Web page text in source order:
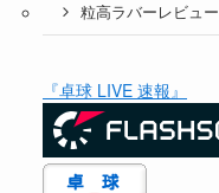
粒高ラバーレビュー
『卓球 LIVE 速報』